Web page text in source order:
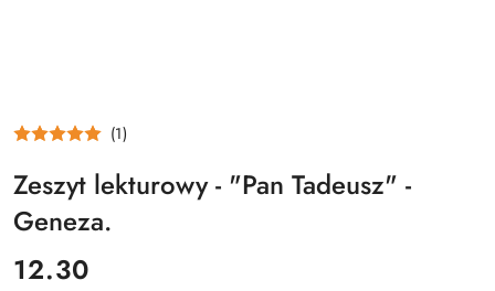
(1)
Zeszyt lekturowy - "Pan Tadeusz" -
Geneza.
cena:
12.30